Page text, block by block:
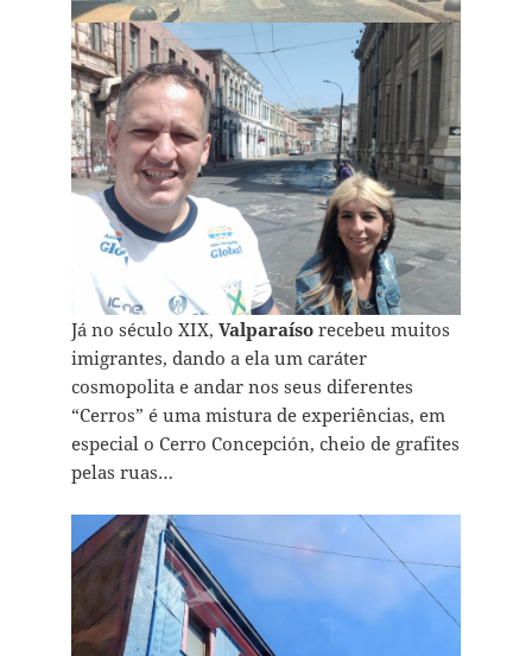
Já no século XIX, Valparaísorecebeu muitos
imigrantes, dando a ela um caráter
cosmopolita e andar nos seus diferentes
“Cerros” é uma mistura de experiências, em
especial o Cerro Concepción, cheio de grafites
pelas ruas…